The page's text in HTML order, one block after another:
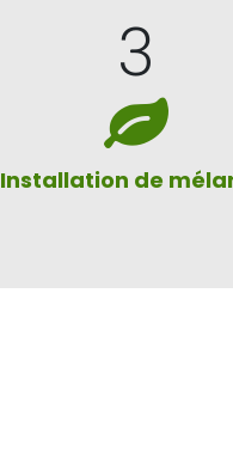
3
Installation de